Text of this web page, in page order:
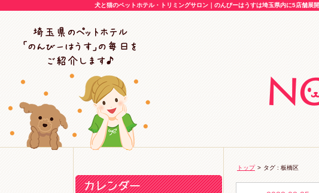
犬と猫のペットホテル・トリミングサロン｜のんびーはうすは埼玉県内に5店舗
トップ > タグ : 板橋区